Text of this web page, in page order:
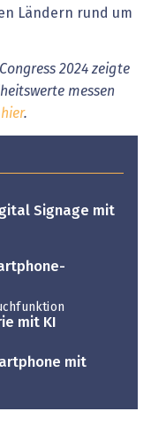
Ländern rund um
2024 zeigte
messen
.
Signage mit
mit KI
mit